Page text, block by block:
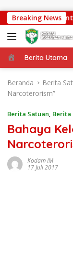
Breaking News
Jembatan
Beranda
Berita Utama
Beranda Berita
Narcoterorism”
Berita Satuan, Berita
Bahaya
Kodam IM
17 Juli 2017